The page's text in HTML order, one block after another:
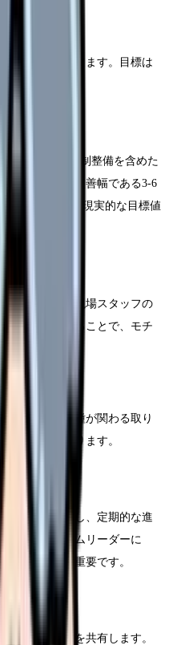
値目標を設定します。目標は
検討します。
期目標と、体制整備を含めた
す。一般的な改善幅である3-6
状況に応じた現実的な目標値
設定します。現場スタッフの
標値を設定することで、モチ
課など、多職種が関わる取り
功の鍵となります。
ンバーを選出し、定期的な進
します。チームリーダーに
することが重要です。
状況や課題を共有します。